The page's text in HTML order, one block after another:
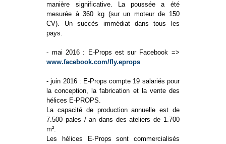
manière significative. La poussée a été
mesurée à 360 kg (sur un moteur de 150
CV). Un succès immédiat dans tous les
pays.
- mai 2016 : E-Props est sur Facebook =>
www.facebook.com/fly.eprops
- juin 2016 : E-Props compte 19 salariés pour
la conception, la fabrication et la vente des
hélices E-PROPS.
La capacité de production annuelle est de
7.500 pales / an dans des ateliers de 1.700
m².
Les hélices E-Props sont commercialisés